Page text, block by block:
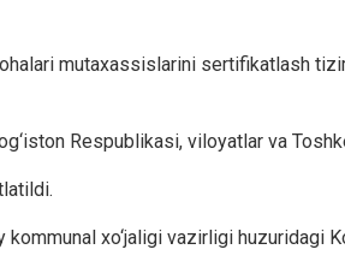
mutaxassislarini sertifikatlash
Respublikasi, viloyatlar va
xo‘jaligi vazirligi huzuridagi